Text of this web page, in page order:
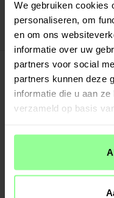
We gebruiken cookies
personaliseren, om
en om ons
informatie over uw
partners voor social
partners kunnen deze
informatie die u aan
verzameld op basis
30 dagen
Art number:54301
PRODUCTBESCHRIJVING
Milanese bandje voor Garmin
roestvrij staal en straalt een
sluiting maakt het eenvoudig
hoe strak je het horloge wilt
- Compleet met bevestigingen
Geschikt voor: Garmin